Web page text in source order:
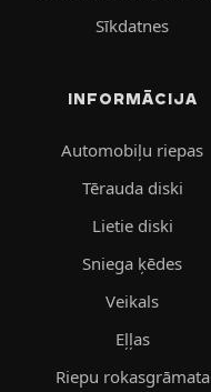
Sīkdatnes
INFORMĀCIJA
Automobiļu riepas
Tērauda diski
Lietie diski
Sniega ķēdes
Veikals
Eļļas
Riepu rokasgrāmata